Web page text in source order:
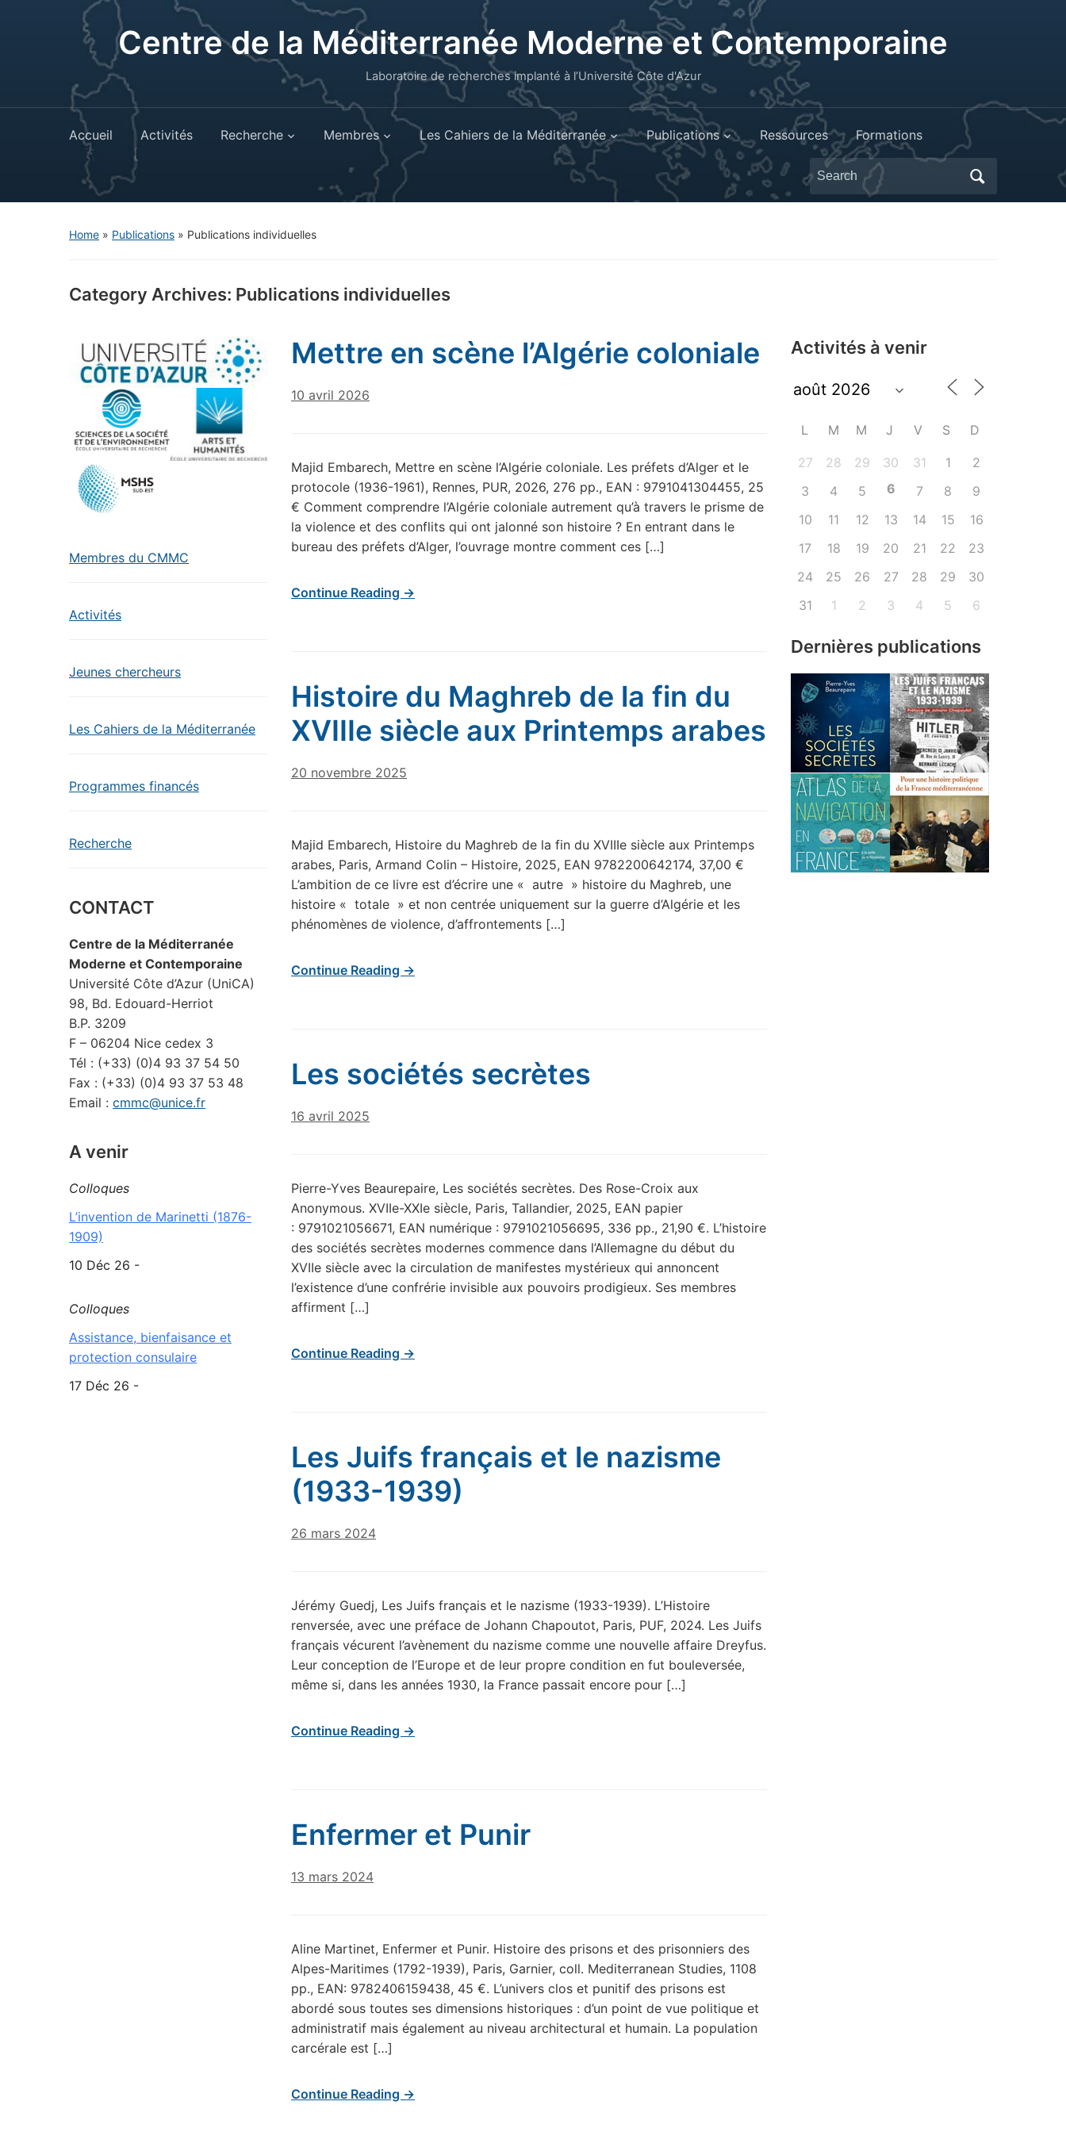
Centre de la Méditerranée Moderne et Contemporaine
Laboratoire de recherches implanté à l’Université Côte d'Azur
Accueil Activités Recherche Membres Les Cahiers de la Méditerranée Publications Ressources Formations
Search
for:
Home » Publications » Publications individuelles
Category Archives: Publications individuelles
Membres du CMMC
Activités
Jeunes chercheurs
Les Cahiers de la Méditerranée
Programmes financés
Recherche
CONTACT
Centre de la Méditerranée
Moderne et Contemporaine
Université Côte d’Azur (UniCA)
98, Bd. Edouard-Herriot
B.P. 3209
F – 06204 Nice cedex 3
Tél : (+33) (0)4 93 37 54 50
Fax : (+33) (0)4 93 37 53 48
Email : cmmc@unice.fr
A venir
Colloques
L’invention de Marinetti (1876-
1909)
10 Déc 26 -
Colloques
Assistance, bienfaisance et
protection consulaire
17 Déc 26 -
Mettre en scène l’Algérie coloniale
10 avril 2026
Majid Embarech, Mettre en scène l’Algérie coloniale. Les préfets d’Alger et le
protocole (1936-1961), Rennes, PUR, 2026, 276 pp., EAN : 9791041304455, 25
€ Comment comprendre l’Algérie coloniale autrement qu’à travers le prisme de
la violence et des conflits qui ont jalonné son histoire ? En entrant dans le
bureau des préfets d’Alger, l’ouvrage montre comment ces […]
Continue Reading →
Histoire du Maghreb de la fin du
XVIIIe siècle aux Printemps arabes
20 novembre 2025
Majid Embarech, Histoire du Maghreb de la fin du XVIIIe siècle aux Printemps
arabes, Paris, Armand Colin – Histoire, 2025, EAN 9782200642174, 37,00 €
L’ambition de ce livre est d’écrire une « autre » histoire du Maghreb, une
histoire « totale » et non centrée uniquement sur la guerre d’Algérie et les
phénomènes de violence, d’affrontements […]
Continue Reading →
Les sociétés secrètes
16 avril 2025
Pierre-Yves Beaurepaire, Les sociétés secrètes. Des Rose-Croix aux
Anonymous. XVIIe-XXIe siècle, Paris, Tallandier, 2025, EAN papier
: 9791021056671, EAN numérique : 9791021056695, 336 pp., 21,90 €. L’histoire
des sociétés secrètes modernes commence dans l’Allemagne du début du
XVIIe siècle avec la circulation de manifestes mystérieux qui annoncent
l’existence d’une confrérie invisible aux pouvoirs prodigieux. Ses membres
affirment […]
Continue Reading →
Les Juifs français et le nazisme
(1933-1939)
26 mars 2024
Jérémy Guedj, Les Juifs français et le nazisme (1933-1939). L’Histoire
renversée, avec une préface de Johann Chapoutot, Paris, PUF, 2024. Les Juifs
français vécurent l’avènement du nazisme comme une nouvelle affaire Dreyfus.
Leur conception de l’Europe et de leur propre condition en fut bouleversée,
même si, dans les années 1930, la France passait encore pour […]
Continue Reading →
Enfermer et Punir
13 mars 2024
Aline Martinet, Enfermer et Punir. Histoire des prisons et des prisonniers des
Alpes-Maritimes (1792-1939), Paris, Garnier, coll. Mediterranean Studies, 1108
pp., EAN: 9782406159438, 45 €. L’univers clos et punitif des prisons est
abordé sous toutes ses dimensions historiques : d’un point de vue politique et
administratif mais également au niveau architectural et humain. La population
carcérale est […]
Continue Reading →
Activités à venir
L M M J V S D
27 28 29 30 31 1
2
3
4 5 6 7 8
9
10
11 12 13 14 15
16
17
18 19 20 21 22
23
24
25 26 27 28 29
30
31
1 2 3 4 5 6
Dernières publications